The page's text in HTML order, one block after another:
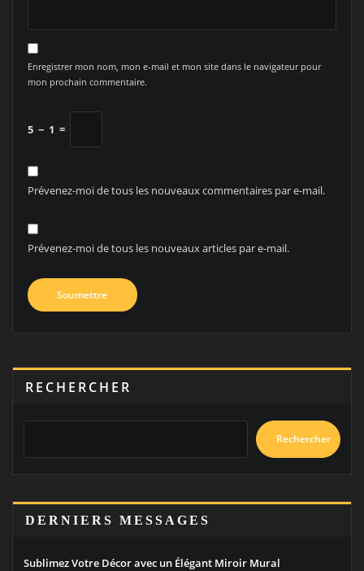
Enregistrer mon nom, mon e-mail et mon site dans le navigateur pour
mon prochain commentaire.
5 − 1 =
Prévenez-moi de tous les nouveaux commentaires par e-mail.
Prévenez-moi de tous les nouveaux articles par e-mail.
RECHERCHER
Rechercher
DERNIERS MESSAGES
Sublimez Votre Décor avec un Élégant Miroir Mural